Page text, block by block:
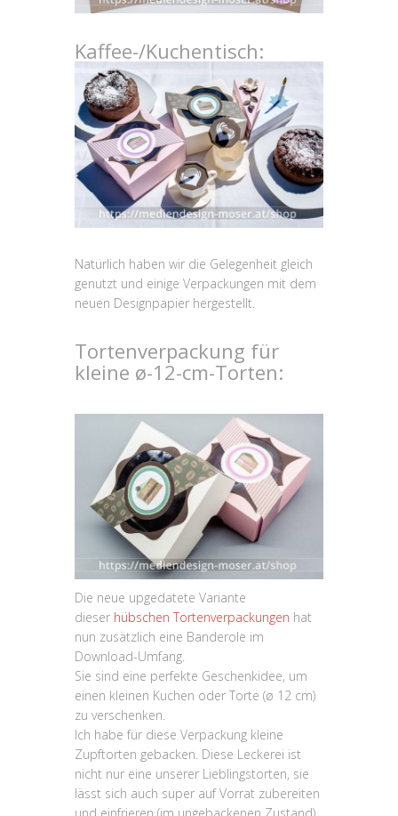
Kaffee-/Kuchentisch:
Natürlich haben wir die Gelegenheit gleich
genutzt und einige Verpackungen mit dem
neuen Designpapier hergestellt.
Tortenverpackung für
kleine ø-12-cm-Torten:
Die neue upgedatete Variante
dieser hübschen Tortenverpackungen hat
nun zusätzlich eine Banderole im
Download-Umfang.
Sie sind eine perfekte Geschenkidee, um
einen kleinen Kuchen oder Torte (ø 12 cm)
zu verschenken.
Ich habe für diese Verpackung kleine
Zupftorten gebacken. Diese Leckerei ist
nicht nur eine unserer Lieblingstorten, sie
lässt sich auch super auf Vorrat zubereiten